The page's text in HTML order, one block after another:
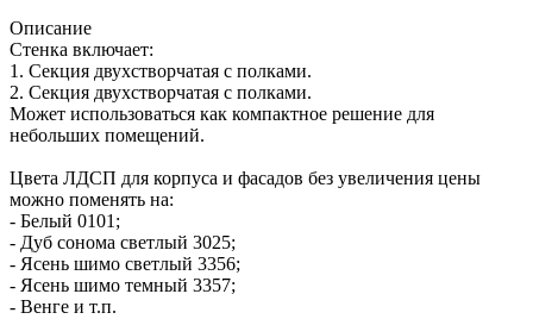
Описание
Стенка включает:
1. Секция двухстворчатая с полками.
2. Секция двухстворчатая с полками.
Может использоваться как компактное решение для
небольших помещений.
Цвета ЛДСП для корпуса и фасадов без увеличения цены
можно поменять на:
- Белый 0101;
- Дуб сонома светлый 3025;
- Ясень шимо светлый 3356;
- Ясень шимо темный 3357;
- Венге и т.п.